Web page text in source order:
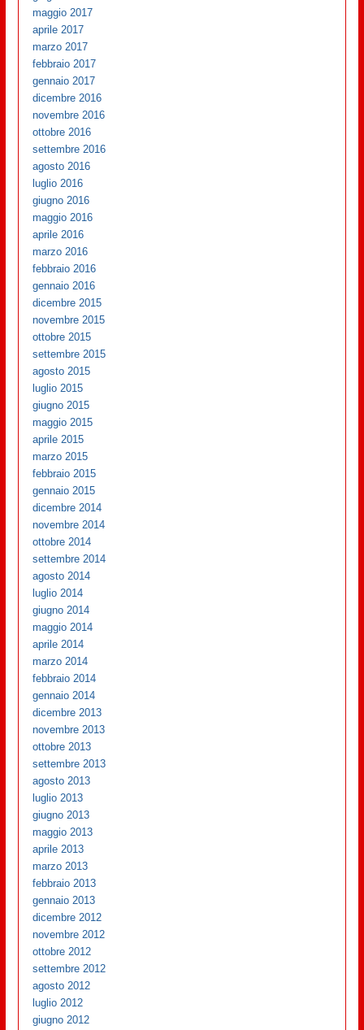
maggio 2017
aprile 2017
marzo 2017
febbraio 2017
gennaio 2017
dicembre 2016
novembre 2016
ottobre 2016
settembre 2016
agosto 2016
luglio 2016
giugno 2016
maggio 2016
aprile 2016
marzo 2016
febbraio 2016
gennaio 2016
dicembre 2015
novembre 2015
ottobre 2015
settembre 2015
agosto 2015
luglio 2015
giugno 2015
maggio 2015
aprile 2015
marzo 2015
febbraio 2015
gennaio 2015
dicembre 2014
novembre 2014
ottobre 2014
settembre 2014
agosto 2014
luglio 2014
giugno 2014
maggio 2014
aprile 2014
marzo 2014
febbraio 2014
gennaio 2014
dicembre 2013
novembre 2013
ottobre 2013
settembre 2013
agosto 2013
luglio 2013
giugno 2013
maggio 2013
aprile 2013
marzo 2013
febbraio 2013
gennaio 2013
dicembre 2012
novembre 2012
ottobre 2012
settembre 2012
agosto 2012
luglio 2012
giugno 2012